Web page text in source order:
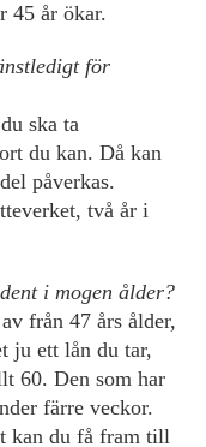
45 år ökar.
för
ska ta
du kan. Då kan
påverkas.
två år i
i mogen ålder?
från 47 års ålder,
ju ett lån du tar,
60. Den som har
färre veckor.
kan du få fram till